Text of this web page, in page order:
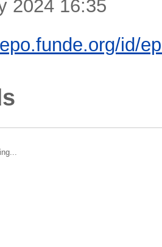
2024 16:35
id/